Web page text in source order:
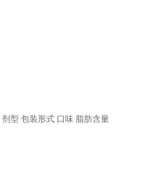
剂型 包装形式 口味 脂肪含量